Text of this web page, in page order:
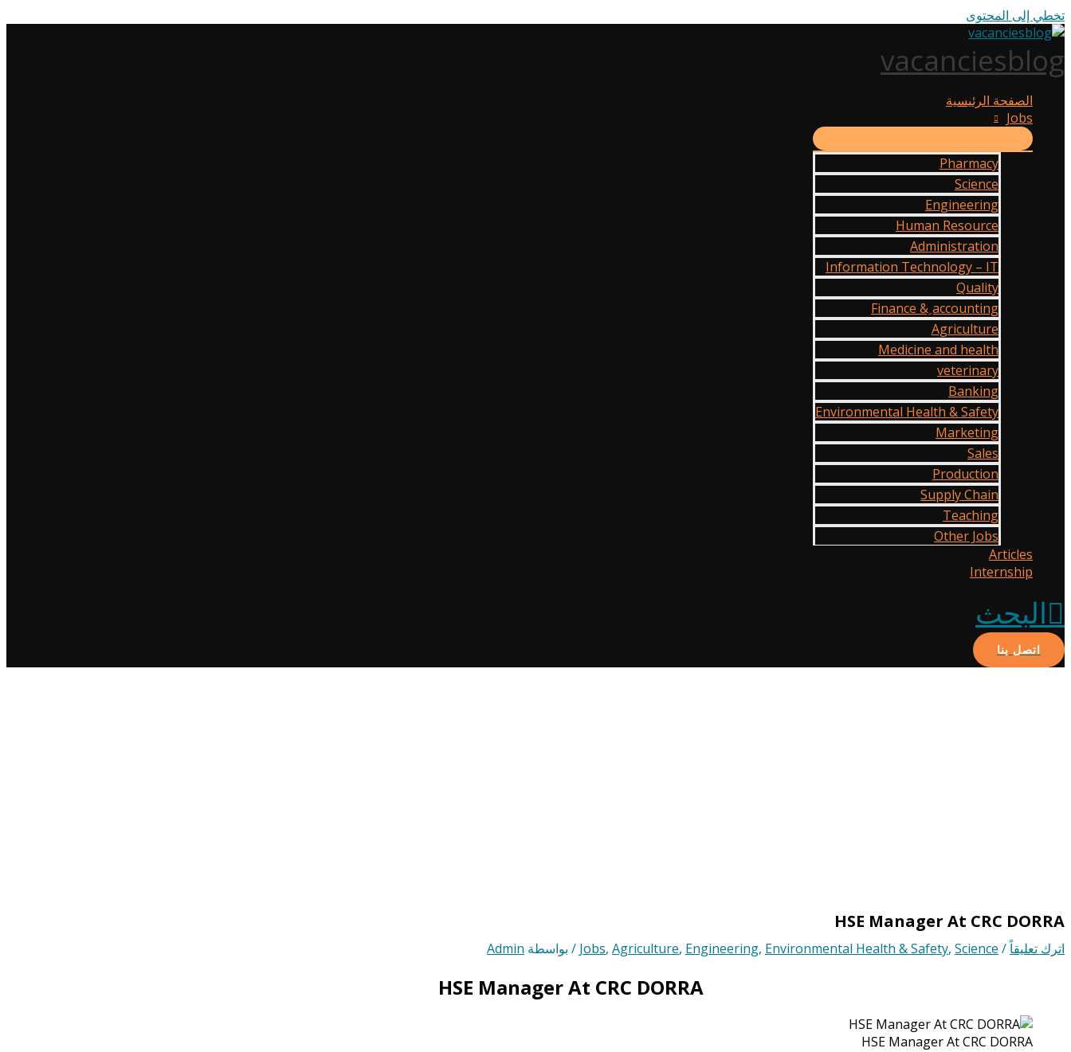
تخطي إلى المحتوى
vacanciesblog
الصفحة الرئيسية
Jobs
Pharmacy
Science
Engineering
Human Resource
Administration
Information Technology – IT
Quality
Finance & ِaccounting
Agriculture
Medicine and health
veterinary
Banking
Environmental Health & Safety
Marketing
Sales
Production
Supply Chain
Teaching
Other Jobs
Articles
Internship
البحث
اتصل بنا
HSE Manager At CRC DORRA
اترك تعليقاً/
Jobs, Agriculture, Engineering, Environmental Health & Safety, Science / بواسطة Admin
HSE Manager At CRC DORRA
HSE Manager At CRC DORRA